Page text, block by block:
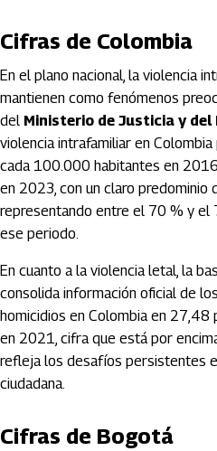
Cifras de Colombia
En el plano nacional, la violencia
mantienen como fenómenos
del Ministerio de Justicia y del
violencia intrafamiliar en
cada 100.000 habitantes en
en 2023, con un claro predominio
representando entre el 70 % y
ese periodo.
En cuanto a la violencia letal, la
consolida información oficial de
homicidios en Colombia en
en 2021, cifra que está por
refleja los desafíos persistentes
ciudadana.
Cifras de Bogotá